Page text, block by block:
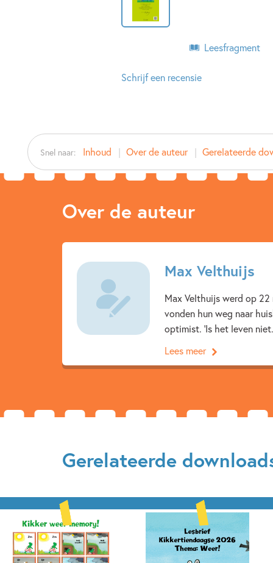
Leesfragment
Schrijf een recensie
Snel naar: Inhoud Over de auteur Gerelateerde
Over de auteur
Max Velthuijs
Max Velthuijs werd op 22
vonden hun weg naar
optimist. 'Is het leven
Lees meer
Gerelateerde